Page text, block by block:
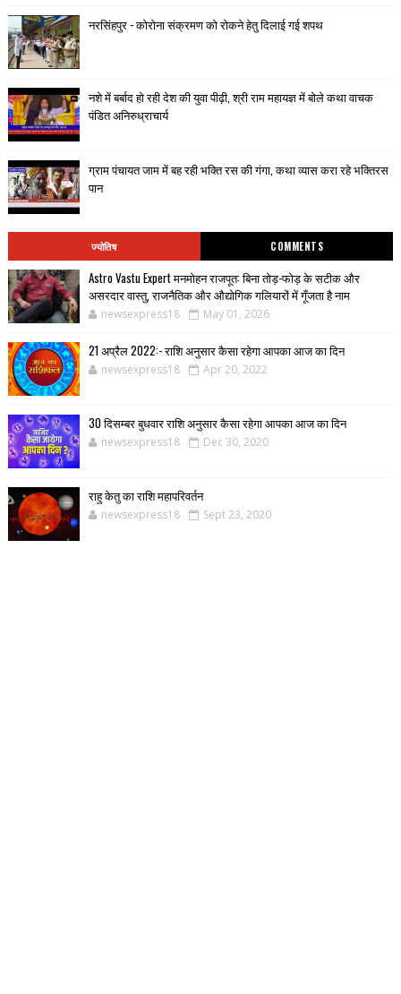
नरसिंहपुर - कोरोना संक्रमण को रोकने हेतु दिलाई गई शपथ
नशे में बर्बाद हो रही देश की युवा पीढ़ी, श्री राम महायज्ञ में बोले कथा वाचक
पंडित अनिरुध्राचार्य
ग्राम पंचायत जाम में बह रही भक्ति रस की गंगा, कथा व्यास करा रहे भक्तिरस
पान
ज्योतिष COMMENTS
Astro Vastu Expert मनमोहन राजपूत: बिना तोड़-फोड़ के सटीक और
असरदार वास्तु, राजनैतिक और औद्योगिक गलियारों में गूँजता है नाम
newsexpress18 May 01, 2026
21 अप्रैल 2022:- राशि अनुसार कैसा रहेगा आपका आज का दिन
newsexpress18 Apr 20, 2022
30 दिसम्बर बुधवार राशि अनुसार कैसा रहेगा आपका आज का दिन
newsexpress18 Dec 30, 2020
राहु केतु का राशि महापरिवर्तन
newsexpress18 Sept 23, 2020